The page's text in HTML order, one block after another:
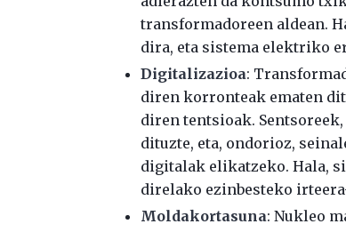
transformadoreen aldean.
dira, eta sistema elektriko
Digitalizazioa:
diren korronteak ematen
diren tentsioak.
dituzte, eta, ondorioz,
digitalak elikatzeko. Hala,
direlako ezinbesteko
Moldakortasuna: Nukleo